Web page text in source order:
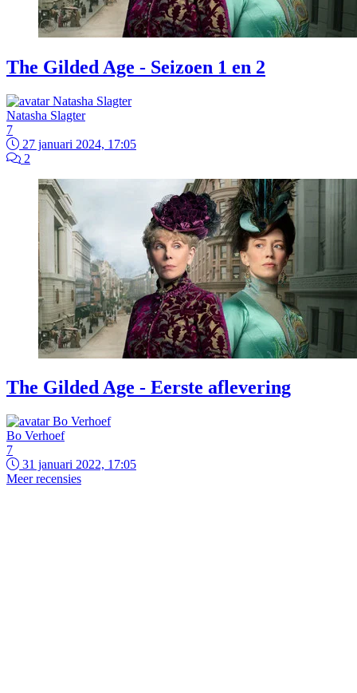
The Gilded Age - Seizoen 1 en 2
Natasha Slagter
7
27 januari 2024, 17:05
2
The Gilded Age - Eerste aflevering
Bo Verhoef
7
31 januari 2022, 17:05
Meer recensies